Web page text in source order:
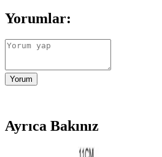
Yorumlar:
Yorum
Ayrıca Bakınız